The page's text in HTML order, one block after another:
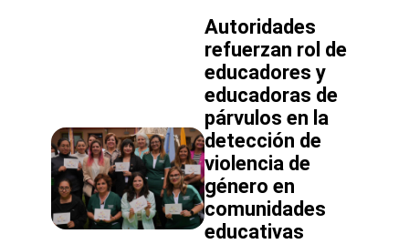
Autoridades
refuerzan rol de
educadores y
educadoras de
párvulos en la
detección de
violencia de
género en
comunidades
educativas